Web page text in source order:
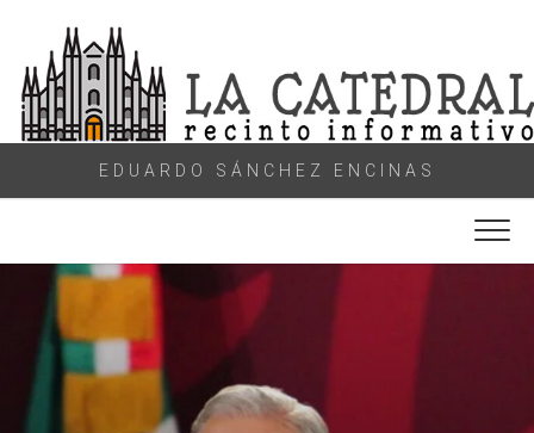
content
EDUARDO SÁNCHEZ ENCINAS